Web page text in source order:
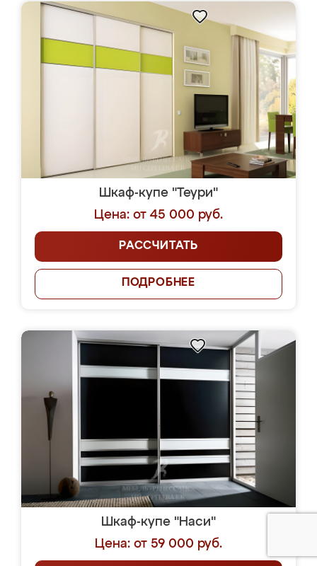
Шкаф-купе "Теури"
Цена: от 45 000 руб.
РАССЧИТАТЬ
ПОДРОБНЕЕ
Шкаф-купе "Наси"
Цена: от 59 000 руб.